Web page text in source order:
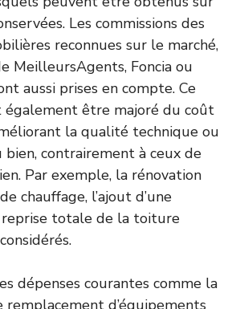
Les commissions des
reconnues sur le marché,
MeilleursAgents, Foncia ou
aussi prises en compte. Ce
être majoré du coût
la qualité technique ou
contrairement à ceux de
Par exemple, la rénovation
chauffage, l’ajout d’une
reprise totale de la toiture
dépenses courantes comme la
d’équipements